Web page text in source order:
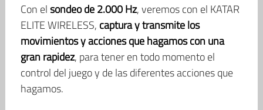
Con elsondeo de 2.000 Hz, veremos con el KATAR
ELITE WIRELESS, captura y transmite los
movimientos y acciones que hagamos con una
gran rapidez, para tener en todo momento el
control del juego y de las diferentes acciones que
hagamos.